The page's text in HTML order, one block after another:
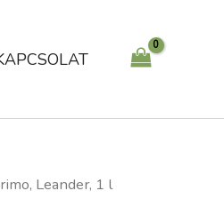
Leander, 1 l